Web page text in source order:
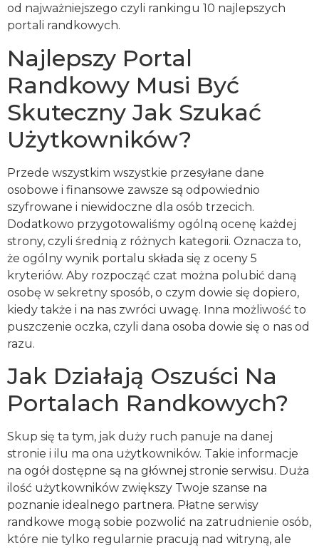
od najważniejszego czyli rankingu 10 najlepszych
portali randkowych.
Najlepszy Portal
Randkowy Musi Być
Skuteczny Jak Szukać
Użytkowników?
Przede wszystkim wszystkie przesyłane dane
osobowe i finansowe zawsze są odpowiednio
szyfrowane i niewidoczne dla osób trzecich.
Dodatkowo przygotowaliśmy ogólną ocenę każdej
strony, czyli średnią z różnych kategorii. Oznacza to,
że ogólny wynik portalu składa się z oceny 5
kryteriów. Aby rozpocząć czat można polubić daną
osobę w sekretny sposób, o czym dowie się dopiero,
kiedy także i na nas zwróci uwagę. Inna możliwość to
puszczenie oczka, czyli dana osoba dowie się o nas od
razu.
Jak Działają Oszuści Na
Portalach Randkowych?
Skup się ta tym, jak duży ruch panuje na danej
stronie i ilu ma ona użytkowników. Takie informacje
na ogół dostępne są na głównej stronie serwisu. Duża
ilość użytkowników zwiększy Twoje szanse na
poznanie idealnego partnera. Płatne serwisy
randkowe mogą sobie pozwolić na zatrudnienie osób,
które nie tylko regularnie pracują nad witryną, ale